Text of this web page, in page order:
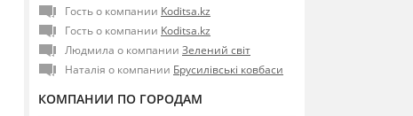
Гость о компании Koditsa.kz
Гость о компании Koditsa.kz
Людмила о компании Зелений світ
Наталія о компании Брусилівські ковбаси
КОМПАНИИ ПО ГОРОДАМ